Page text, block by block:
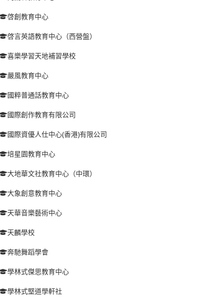
啓創教育中心
啓言英語教育中心（西營盤）
喜樂學習天地補習學校
嚴風教育中心
國粹普通話教育中心
國際創作教育有限公司
國際資優人仕中心(香港)有限公司
培星園教育中心
大地華文社教育中心（中環）
大象創意教育中心
天華音樂藝術中心
天麟學校
奔馳舞蹈學會
學林式傑思教育中心
學林式堅道學軒社